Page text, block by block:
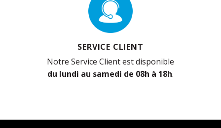
SERVICE CLIENT
Notre Service Client est disponible
du lundi au samedi de 08h à 18h.